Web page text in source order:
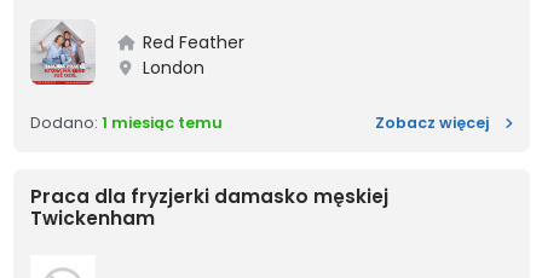
Red Feather
London
Dodano: 1 miesiąc temu Zobacz więcej
Praca dla fryzjerki damasko męskiej
Twickenham